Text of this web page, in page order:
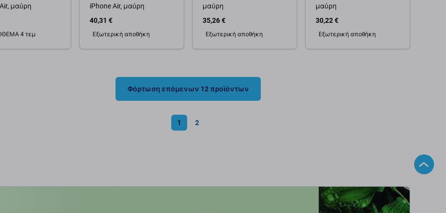
μαύρη
4 τεμ
iPhone Air, μαύρη
40,31 €
Εξωτερική αποθήκη
μαύρη
35,26 €
Εξωτερική αποθήκη
μαύρη
30,22 €
Εξωτερική αποθήκη
Φόρτωση επόμενων 12 προϊόντων
1 2